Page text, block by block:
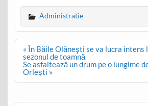
Administratie
Post
navigation
« În Băile Olăneşti se va lucra intens
sezonul de toamnă
Se asfaltează un drum pe o lungime
Orlești »